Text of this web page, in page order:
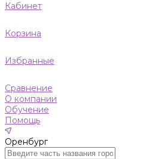
Кабинет
Корзина
Избранные
Сравнение
О компании
Обучение
Помощь
Оренбург